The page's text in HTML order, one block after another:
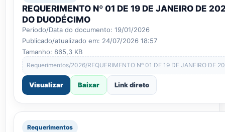
REQUERIMENTO Nº 01 DE 19 DE JANEIRO DE
DO DUODÉCIMO
Período/Data do documento: 19/01/2026
Publicado/atualizado em: 24/07/2026 18:57
Tamanho: 865,3 KB
Requerimentos/2026/REQUERIMENTO Nº 01 DE 19 DE JANEIRO DE
Visualizar Baixar Link direto
Requerimentos